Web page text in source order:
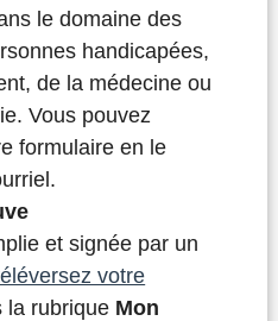
le domaine des
handicapées,
de la médecine ou
Vous pouvez
formulaire en le
et signée par un
votre
la rubrique Mon